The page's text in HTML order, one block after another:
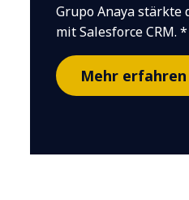
Grupo Anaya stärkte
mit Salesforce CRM. *
Mehr erfahren